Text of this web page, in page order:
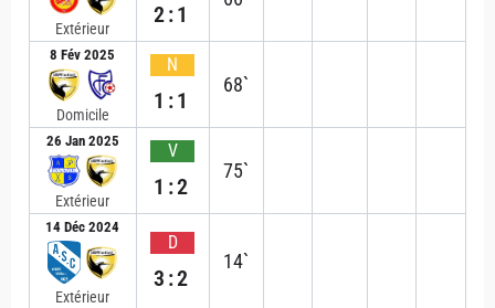
Extérieur
2:1
8 Fév 2025
Domicile
N
1:1
68`
26 Jan 2025
Extérieur
V
1:2
75`
14 Déc 2024
Extérieur
D
3:2
14`